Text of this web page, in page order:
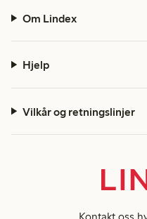
Om Lindex
Hjelp
Vilkår og retningslinjer